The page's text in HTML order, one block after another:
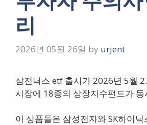
리
2026년 05월 26일 by urjent
삼전닉스 etf 출시가 2026년 5월
시장에 18종의 상장지수펀드가 동
이 상품들은 삼성전자와 SK하이